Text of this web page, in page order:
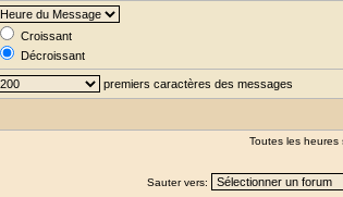
Croissant
Décroissant
premiers caractères des messages
Toutes les heures
Sauter vers: